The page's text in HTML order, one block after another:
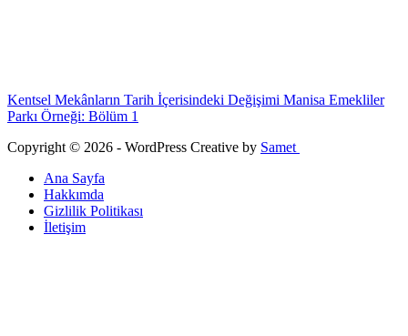
Kentsel Mekânların Tarih İçerisindeki Değişimi Manisa Emekliler
Parkı Örneği: Bölüm 1
Copyright © 2026 - WordPress Creative by Samet
Ana Sayfa
Hakkımda
Gizlilik Politikası
İletişim